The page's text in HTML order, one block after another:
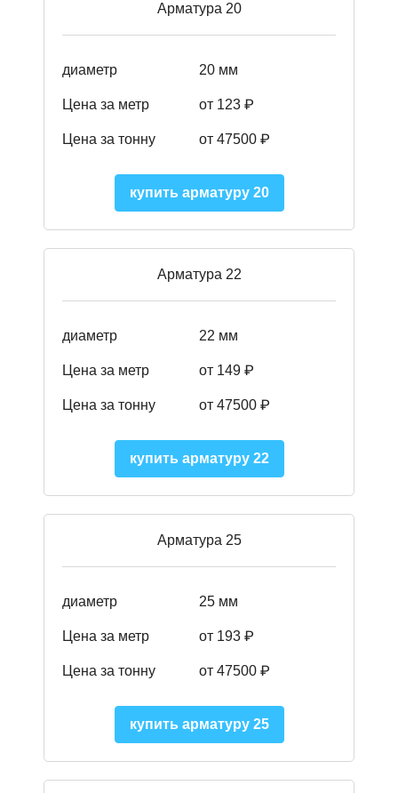
Арматура 20
диаметр 20 мм
Цена за метр от 123 ₽
Цена за тонну от 47500 ₽
купить арматуру 20
Арматура 22
диаметр 22 мм
Цена за метр от 149 ₽
Цена за тонну от 47500 ₽
купить арматуру 22
Арматура 25
диаметр 25 мм
Цена за метр от 193 ₽
Цена за тонну от 47500 ₽
купить арматуру 25